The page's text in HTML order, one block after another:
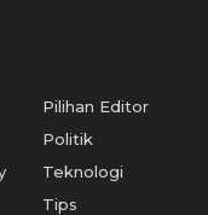
Pilihan Editor
Politik
Teknologi
Tips